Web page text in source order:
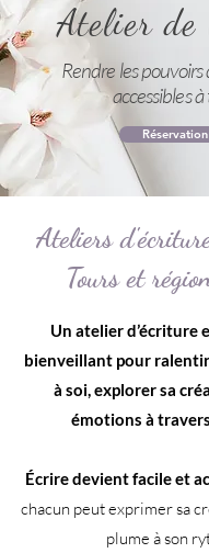
Atelier
Rendre les
accessibles
Réservation
Ateliers
Tours et
Un atelier d’écriture
bienveillant pour
à soi, explorer sa
émotions à
Écrire devient facile et
chacun peut exprimer sa
plume à son